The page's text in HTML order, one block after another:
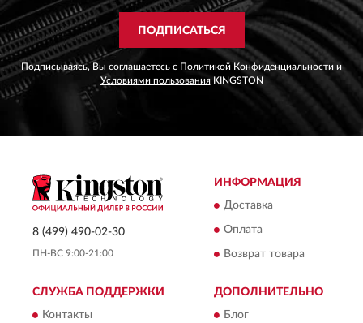
ПОДПИСАТЬСЯ
Подписываясь, Вы соглашаетесь с Политикой Конфиденциальности и
Условиями пользованияKINGSTON
8 (499) 490-02-30
ПН-ВС 9:00-21:00
ИНФОРМАЦИЯ
Доставка
Оплата
Возврат товара
СЛУЖБА ПОДДЕРЖКИ
Контакты
ДОПОЛНИТЕЛЬНО
Блог